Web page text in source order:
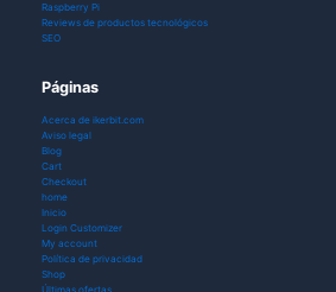
Raspberry Pi
Reviews de productos tecnológicos
SEO
Páginas
Acerca de ikerbit.com
Aviso legal
Blog
Cart
Checkout
home
Inicio
Login Customizer
My account
Política de privacidad
Shop
Últimas ofertas